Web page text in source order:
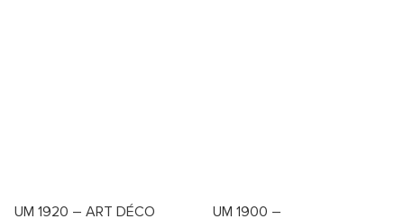
UM 1920 – ART DÉCO
UM 1900 –